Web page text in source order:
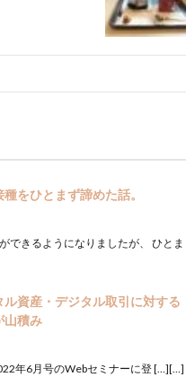
をひとまず諦めた話。
できるようになりましたが、 ひとま
ル資産・デジタル取引に対する
山積み
年6月号のWebセミナーに登 […][…]